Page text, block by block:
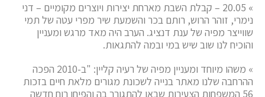
» 20.05 – קבלת השבת מארחת יצירות ויוצרים מקומיים – דני
נימרי, זוהר הרוש, רותם בכר והשמעת שיר מפרי עטה של תמי
שווייצר מפיה של ענת דנציג. הערב היה מאד מרגש ומעניין
והוכיח לנו שוב שיש במי ובמה להתגאות.
» משהו מיוחד ומעניין מפיה של רעיה קליין: "ב-2010 הפכה
ההרחבה שלנו מאתר בנייה לשכונת מגורים מלאת חיים בזכות
56 המשפחות הצעירות שבאו להתגורר בה והפיחו רוח חדשה